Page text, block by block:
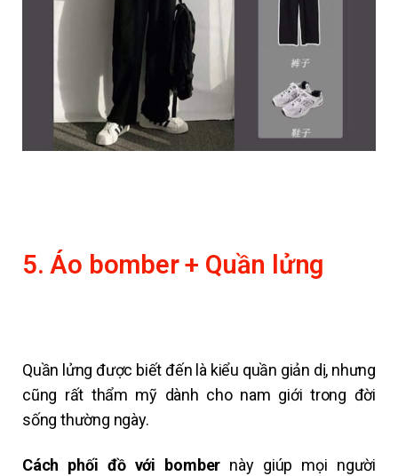
5. Áo bomber + Quần lửng
Quần lửng được biết đến là kiểu quần giản dị, nhưng
cũng rất thẩm mỹ dành cho nam giới trong đời
sống thường ngày.
Cách phối đồ với bomber này giúp mọi người